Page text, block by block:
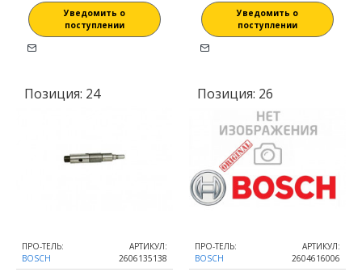
Уведомить о
поступлении
Уведомить о
поступлении
Позиция: 24
ПРО-ТЕЛЬ:
BOSCH
АРТИКУЛ:
2606135138
Позиция: 26
ПРО-ТЕЛЬ:
BOSCH
АРТИКУЛ:
2604616006